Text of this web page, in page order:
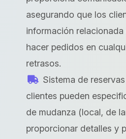
asegurando que los
información
hacer pedidos en
retrasos.
Sistema de
clientes pueden
de mudanza (local, de
proporcionar detalles y